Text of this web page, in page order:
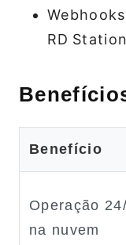
RD
Benefício
Operação
na nuvem